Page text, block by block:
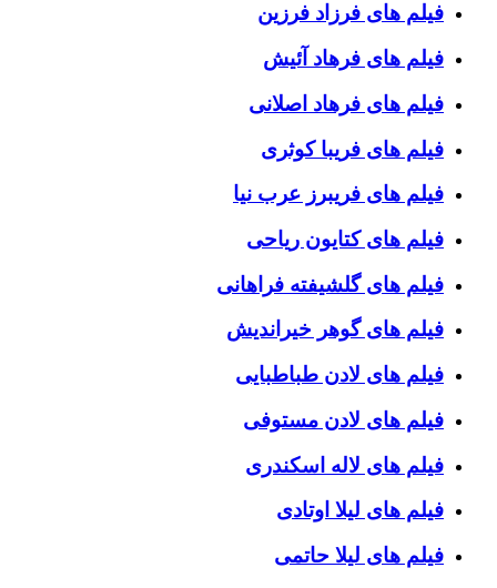
فیلم های فرزاد فرزین
فیلم های فرهاد آئیش
فیلم های فرهاد اصلانی
فیلم های فریبا کوثری
فیلم های فریبرز عرب نیا
فیلم های کتایون ریاحی
فیلم های گلشیفته فراهانی
فیلم های گوهر خیراندیش
فیلم های لادن طباطبایی
فیلم های لادن مستوفی
فیلم های لاله اسکندری
فیلم های لیلا اوتادی
فیلم های لیلا حاتمی